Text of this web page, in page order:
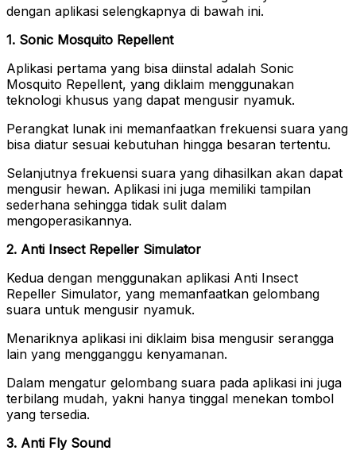
dengan aplikasi selengkapnya di bawah ini.
1. Sonic Mosquito Repellent
Aplikasi pertama yang bisa diinstal adalah Sonic
Mosquito Repellent, yang diklaim menggunakan
teknologi khusus yang dapat mengusir nyamuk.
Perangkat lunak ini memanfaatkan frekuensi suara yang
bisa diatur sesuai kebutuhan hingga besaran tertentu.
Selanjutnya frekuensi suara yang dihasilkan akan dapat
mengusir hewan. Aplikasi ini juga memiliki tampilan
sederhana sehingga tidak sulit dalam
mengoperasikannya.
2. Anti Insect Repeller Simulator
Kedua dengan menggunakan aplikasi Anti Insect
Repeller Simulator, yang memanfaatkan gelombang
suara untuk mengusir nyamuk.
Menariknya aplikasi ini diklaim bisa mengusir serangga
lain yang mengganggu kenyamanan.
Dalam mengatur gelombang suara pada aplikasi ini juga
terbilang mudah, yakni hanya tinggal menekan tombol
yang tersedia.
3. Anti Fly Sound